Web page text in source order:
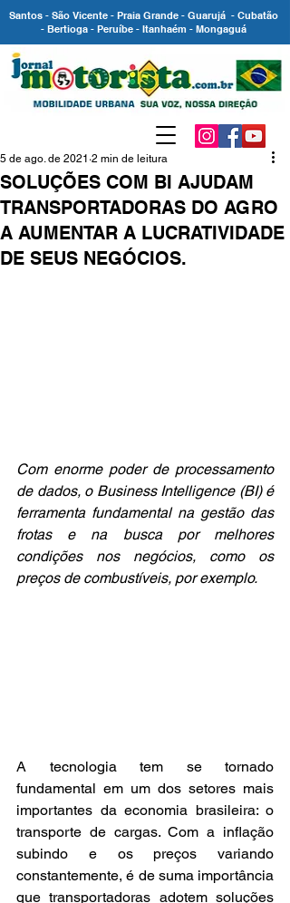
Santos - São Vicente - Praia Grande - Guarujá - Cubatão
- Bertioga - Peruíbe - Itanhaém - Mongaguá
SOLUÇÕES COM BI AJUDAM
TRANSPORTADORAS DO AGRO
A AUMENTAR A LUCRATIVIDADE
DE SEUS NEGÓCIOS.
5 de ago. de 2021 2 min de leitura
Com enorme poder de processamento
de dados, o Business Intelligence (BI) é
ferramenta fundamental na gestão das
frotas e na busca por melhores
condições nos negócios, como os
preços de combustíveis, por exemplo.
A tecnologia tem se tornado
fundamental em um dos setores mais
importantes da economia brasileira: o
transporte de cargas. Com a inflação
subindo e os preços variando
constantemente, é de suma importância
que transportadoras adotem soluções